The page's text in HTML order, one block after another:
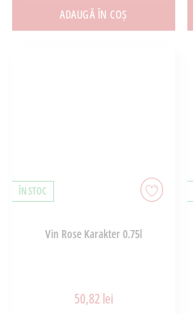
ADAUGĂ ÎN COȘ
ÎN STOC
Vin Rose Karakter 0.75l
50,82 lei